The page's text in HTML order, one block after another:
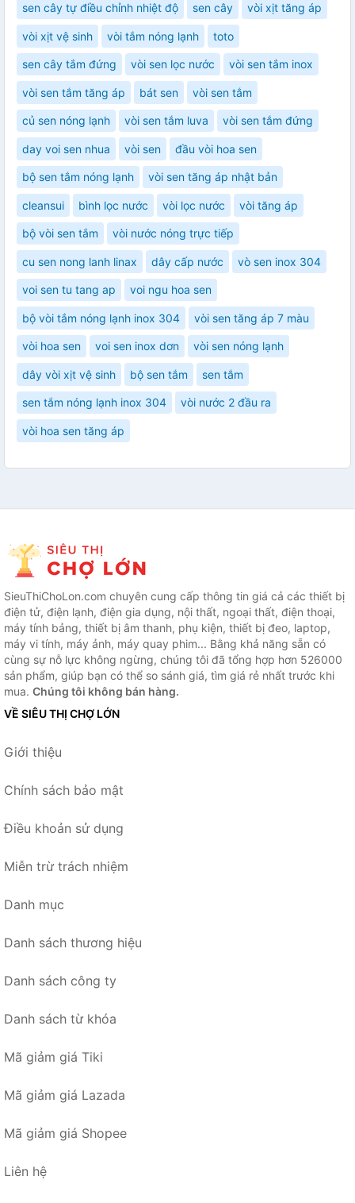
sen cây tự điều chỉnh nhiệt độ sen cây vòi xịt tăng áp
vòi xịt vệ sinh vòi tắm nóng lạnh toto
sen cây tắm đứng vòi sen lọc nước vòi sen tắm inox
vòi sen tắm tăng áp bát sen vòi sen tắm
củ sen nóng lạnh vòi sen tắm luva vòi sen tắm đứng
day voi sen nhua vòi sen đầu vòi hoa sen
bộ sen tắm nóng lạnh vòi sen tăng áp nhật bản
cleansui bình lọc nước vòi lọc nước vòi tăng áp
bộ vòi sen tắm vòi nước nóng trực tiếp
cu sen nong lanh linax dây cấp nước vò sen inox 304
voi sen tu tang ap voi ngu hoa sen
bộ vòi tắm nóng lạnh inox 304 vòi sen tăng áp 7 màu
vòi hoa sen voi sen inox dơn vòi sen nóng lạnh
dây vòi xịt vệ sinh bộ sen tắm sen tắm
sen tắm nóng lạnh inox 304 vòi nước 2 đầu ra
vòi hoa sen tăng áp
SieuThiChoLon.com chuyên cung cấp thông tin giá cả các thiết bị
điện tử, điện lạnh, điện gia dụng, nội thất, ngoại thất, điện thoại,
máy tính bảng, thiết bị âm thanh, phụ kiện, thiết bị đeo, laptop,
máy vi tính, máy ảnh, máy quay phim... Bằng khả năng sẵn có
cùng sự nỗ lực không ngừng, chúng tôi đã tổng hợp hơn 526000
sản phẩm, giúp bạn có thể so sánh giá, tìm giá rẻ nhất trước khi
mua. Chúng tôi không bán hàng.
VỀ SIÊU THỊ CHỢ LỚN
Giới thiệu
Chính sách bảo mật
Điều khoản sử dụng
Miễn trừ trách nhiệm
Danh mục
Danh sách thương hiệu
Danh sách công ty
Danh sách từ khóa
Mã giảm giá Tiki
Mã giảm giá Lazada
Mã giảm giá Shopee
Liên hệ